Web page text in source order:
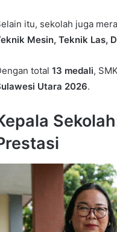
itu, sekolah juga
Mesin, Teknik Las,
total 13 medali,
Utara 2026.